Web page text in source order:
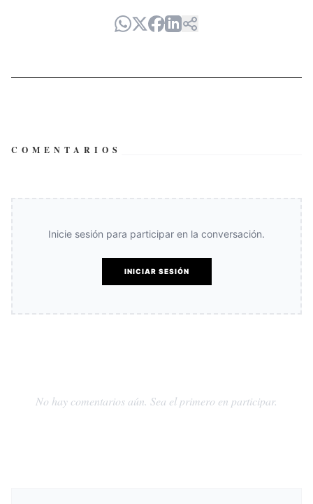
COMENTARIOS
Inicie sesión para participar en la conversación.
INICIAR SESIÓN
No hay comentarios aún. Sea el primero en participar.